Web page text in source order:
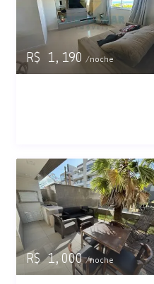
R$ 1,190/noche
R$ 1,000/noche